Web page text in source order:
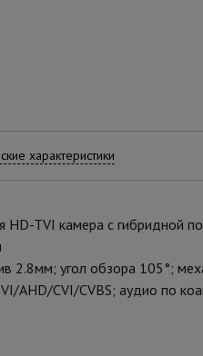
характеристики
HD-TVI камера с
2.8мм; угол обзора 105°;
AHD/CVI/CVBS; аудио по